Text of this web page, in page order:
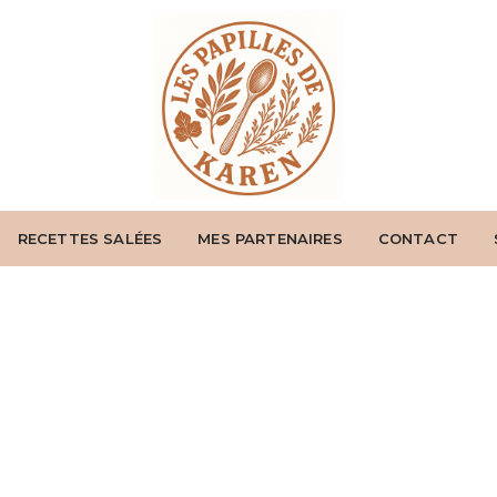
RECETTES SALÉES MES PARTENAIRES CONTACT